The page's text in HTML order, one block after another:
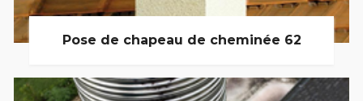
Pose de chapeau de cheminée 62